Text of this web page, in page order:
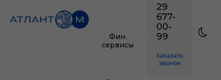
Фин.
сервисы
29
677-
00-
99
Заказать
звонок